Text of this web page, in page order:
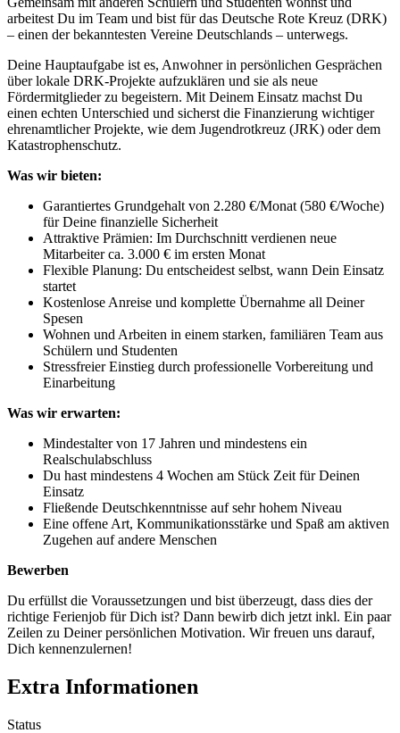
arbeitest Du im Team und bist für das Deutsche Rote Kreuz (DRK)
– einen der bekanntesten Vereine Deutschlands – unterwegs.
Deine Hauptaufgabe ist es, Anwohner in persönlichen Gesprächen
über lokale DRK-Projekte aufzuklären und sie als neue
Fördermitglieder zu begeistern. Mit Deinem Einsatz machst Du
einen echten Unterschied und sicherst die Finanzierung wichtiger
ehrenamtlicher Projekte, wie dem Jugendrotkreuz (JRK) oder dem
Katastrophenschutz.
Was wir bieten:
Garantiertes Grundgehalt von 2.280 €/Monat (580 €/Woche)
für Deine finanzielle Sicherheit
Attraktive Prämien: Im Durchschnitt verdienen neue
Mitarbeiter ca. 3.000 € im ersten Monat
Flexible Planung: Du entscheidest selbst, wann Dein Einsatz
startet
Kostenlose Anreise und komplette Übernahme all Deiner
Spesen
Wohnen und Arbeiten in einem starken, familiären Team aus
Schülern und Studenten
Stressfreier Einstieg durch professionelle Vorbereitung und
Einarbeitung
Was wir erwarten:
Mindestalter von 17 Jahren und mindestens ein
Realschulabschluss
Du hast mindestens 4 Wochen am Stück Zeit für Deinen
Einsatz
Fließende Deutschkenntnisse auf sehr hohem Niveau
Eine offene Art, Kommunikationsstärke und Spaß am aktiven
Zugehen auf andere Menschen
Bewerben
Du erfüllst die Voraussetzungen und bist überzeugt, dass dies der
richtige Ferienjob für Dich ist? Dann bewirb dich jetzt inkl. Ein paar
Zeilen zu Deiner persönlichen Motivation. Wir freuen uns darauf,
Dich kennenzulernen!
Extra Informationen
Status